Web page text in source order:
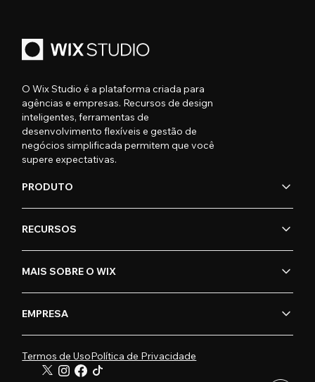
O Wix Studio é a plataforma criada para
agências e empresas. Recursos de design
inteligentes, ferramentas de
desenvolvimento flexíveis e gestão de
negócios simplificada permitem que você
supere expectativas.
PRODUTO
RECURSOS
MAIS SOBRE O WIX
EMPRESA
Termos de UsoPolítica de Privacidade